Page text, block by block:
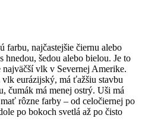
najčastejšie čiernu alebo
hnedou, šedou alebo bielou. Je to
najväčší vlk v Severnej Amerike.
eurázijský, má ťažšiu stavbu
čumák má menej ostrý. Uši má
rôzne farby – od celočiernej po
po bokoch svetlá až po čisto